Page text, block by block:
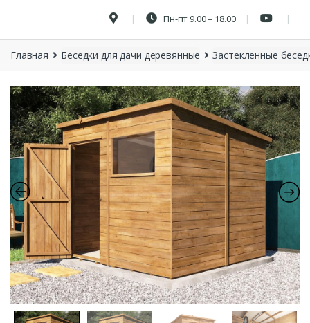
Пн-пт 9.00 – 18.00
Главная Беседки для дачи деревянные Застекленные